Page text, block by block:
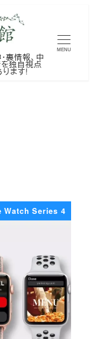
裏情報、中
を独自視点
ります!
MENU
Watch Series 4